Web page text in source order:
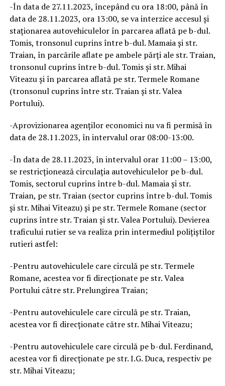
-În data de 27.11.2023, începând cu ora 18:00, până în
data de 28.11.2023, ora 13:00, se va interzice accesul și
staționarea autovehiculelor în parcarea aflată pe b-dul.
Tomis, tronsonul cuprins între b-dul. Mamaia și str.
Traian, în parcările aflate pe ambele părți ale str. Traian,
tronsonul cuprins între b-dul. Tomis și str. Mihai
Viteazu și în parcarea aflată pe str. Termele Romane
(tronsonul cuprins între str. Traian și str. Valea
Portului).
-Aprovizionarea agenților economici nu va fi permisă în
data de 28.11.2023, în intervalul orar 08:00-13:00.
-În data de 28.11.2023, în intervalul orar 11:00 – 13:00,
se restricționează circulația autovehiculelor pe b-dul.
Tomis, sectorul cuprins între b-dul. Mamaia și str.
Traian, pe str. Traian (sector cuprins între b-dul. Tomis
și str. Mihai Viteazu) și pe str. Termele Romane (sector
cuprins între str. Traian și str. Valea Portului). Devierea
traficului rutier se va realiza prin intermediul polițiștilor
rutieri astfel:
-Pentru autovehiculele care circulă pe str. Termele
Romane, acestea vor fi direcționate pe str. Valea
Portului către str. Prelungirea Traian;
-Pentru autovehiculele care circulă pe str. Traian,
acestea vor fi direcționate către str. Mihai Viteazu;
-Pentru autovehiculele care circulă pe b-dul. Ferdinand,
acestea vor fi direcționate pe str. I.G. Duca, respectiv pe
str. Mihai Viteazu;